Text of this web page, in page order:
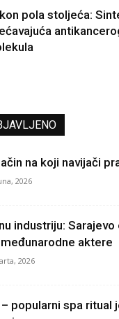
pola stoljeća:
na koji navijači
2026
industriju: Sarajevo
aktere
2026
popularni spa ritual